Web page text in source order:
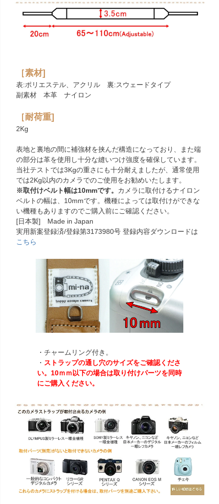
［素材]
表:ポリエステル、アクリル 裏:スウェードタイプ
副素材 本革 ナイロン
［耐荷重]
2Kg
表地と裏地の間に補強材を挟んだ構造になっており、また端
の部分は革を使用し十分な縫いつけ強度を確保しています。
当社テストでは3Kgの重さにも十分耐えましたが、通常使用
では2Kg以内のカメラでのご使用をお勧めいたします。
※取付けベルト幅は10mmです。 カメラに取付けるナイロン
ベルトの幅は、10mmです。機種によっては取付けができな
い機種もありますのでご購入前にご確認ください。
[日本製] Made in Japan
実用新案登録済/登録第3173980号 登録内容ダウンロードは
こちら
・チャームリング付き。
・ ストラップの通し穴のサイズをご確認くださ
い。10ｍｍ以下の場合は取り付けパーツを同時
にご購入ください。